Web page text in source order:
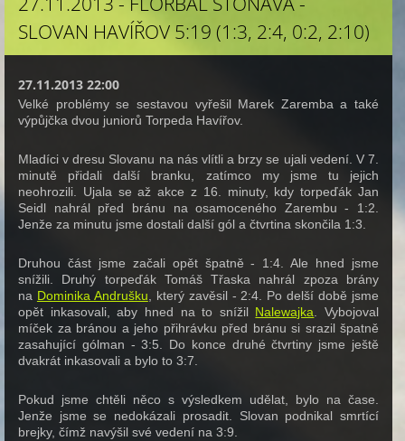
SLOVAN HAVÍŘOV 5:19 (1:3, 2:4, 0:2, 2:10)
27.11.2013 22:00
Velké problémy se sestavou vyřešil Marek Zaremba a také
výpůjčka dvou juniorů Torpeda Havířov.
Mladíci v dresu Slovanu na nás vlítli a brzy se ujali vedení. V 7.
minutě přidali další branku, zatímco my jsme tu jejich
neohrozili. Ujala se až akce z 16. minuty, kdy torpeďák Jan
Seidl nahrál před bránu na osamoceného Zarembu - 1:2.
Jenže za minutu jsme dostali další gól a čtvrtina skončila 1:3.
Druhou část jsme začali opět špatně - 1:4. Ale hned jsme
snížili. Druhý torpeďák Tomáš Třaska nahrál zpoza brány
na Dominika Andrušku , který zavěsil - 2:4. Po delší době jsme
opět inkasovali, aby hned na to snížil Nalewajka . Vybojoval
míček za bránou a jeho přihrávku před bránu si srazil špatně
zasahující gólman - 3:5. Do konce druhé čtvrtiny jsme ještě
dvakrát inkasovali a bylo to 3:7.
Pokud jsme chtěli něco s výsledkem udělat, bylo na čase.
Jenže jsme se nedokázali prosadit. Slovan podnikal smrtící
brejky, čímž navýšil své vedení na 3:9.